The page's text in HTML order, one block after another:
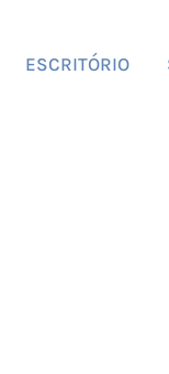
ESCRITÓRIO